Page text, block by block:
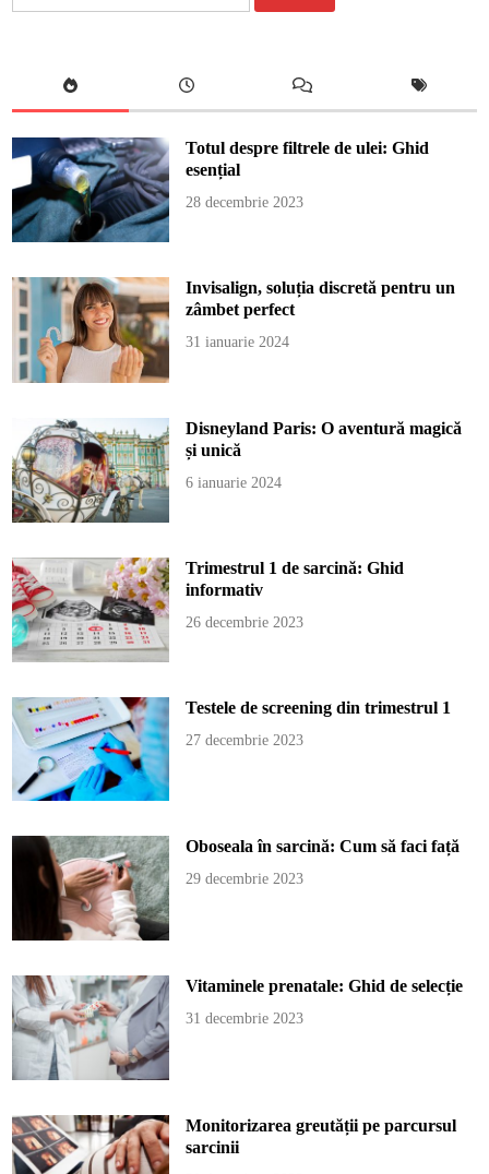
Totul despre filtrele de ulei: Ghid
esențial
28 decembrie 2023
Invisalign, soluția discretă pentru un
zâmbet perfect
31 ianuarie 2024
Disneyland Paris: O aventură magică
și unică
6 ianuarie 2024
Trimestrul 1 de sarcină: Ghid
informativ
26 decembrie 2023
Testele de screening din trimestrul 1
27 decembrie 2023
Oboseala în sarcină: Cum să faci față
29 decembrie 2023
Vitaminele prenatale: Ghid de selecție
31 decembrie 2023
Monitorizarea greutății pe parcursul
sarcinii